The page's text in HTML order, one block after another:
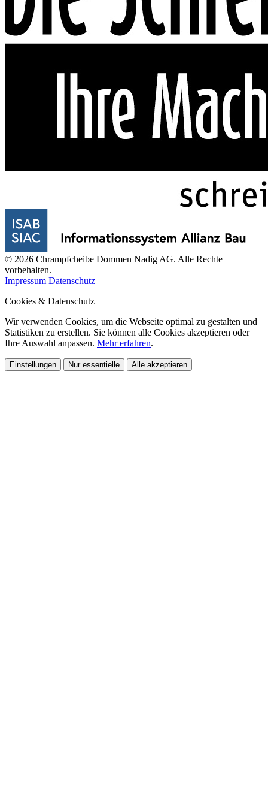
© 2026 Chrampfcheibe Dommen Nadig AG. Alle Rechte
vorbehalten.
Impressum Datenschutz
Cookies & Datenschutz
Wir verwenden Cookies, um die Webseite optimal zu gestalten und
Statistiken zu erstellen. Sie können alle Cookies akzeptieren oder
Ihre Auswahl anpassen. Mehr erfahren.
Einstellungen Nur essentielle Alle akzeptieren